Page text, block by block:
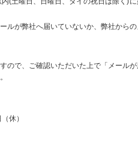
ルが弊社へ届いていないか、弊社から
ので、ご確認いただいた上で「メール
休）